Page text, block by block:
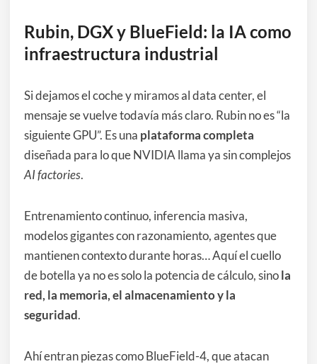
Rubin, DGX y BlueField: la IA como
infraestructura industrial
Si dejamos el coche y miramos al data center, el
mensaje se vuelve todavía más claro. Rubin no es “la
siguiente GPU”. Es una plataforma completa
diseñada para lo que NVIDIA llama ya sin complejos
AI factories.
Entrenamiento continuo, inferencia masiva,
modelos gigantes con razonamiento, agentes que
mantienen contexto durante horas… Aquí el cuello
de botella ya no es solo la potencia de cálculo, sinola
red, la memoria, el almacenamiento y la
seguridad.
Ahí entran piezas como BlueField-4, que atacan